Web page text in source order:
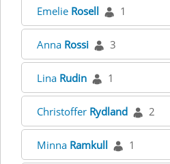
Emelie Rosell 1
Anna Rossi 3
Lina Rudin 1
Christoffer Rydland 2
Minna Ramkull 1